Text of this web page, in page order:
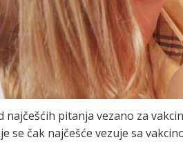
najčešćih pitanja vezano za
se čak najčešće vezuje sa